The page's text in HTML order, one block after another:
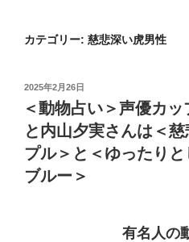
カテゴリー: 慈悲深い虎男性
投
日:
2025年2月26日
＜動物占い＞声優カッ
と内山夕実さんは＜
プル＞と＜ゆったり
ブルー＞
有名人の